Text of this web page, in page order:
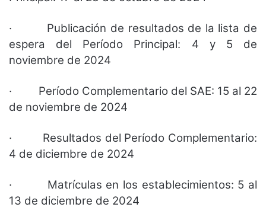
· Publicación de resultados de la lista de
espera del Período Principal: 4 y 5 de
noviembre de 2024
· Período Complementario del SAE: 15 al 22
de noviembre de 2024
· Resultados del Período Complementario:
4 de diciembre de 2024
· Matrículas en los establecimientos: 5 al
13 de diciembre de 2024